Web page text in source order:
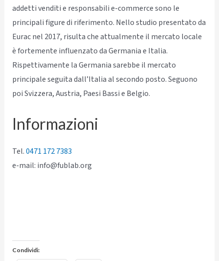
addetti venditi e responsabili e-commerce sono le
principali figure di riferimento. Nello studio presentato da
Eurac nel 2017, risulta che attualmente il mercato locale
è fortemente influenzato da Germania e Italia.
Rispettivamente la Germania sarebbe il mercato
principale seguita dall’Italia al secondo posto. Seguono
poi Svizzera, Austria, Paesi Bassi e Belgio.
Informazioni
Tel.0471 172 7383
e-mail: info@fublab.org
Condividi: